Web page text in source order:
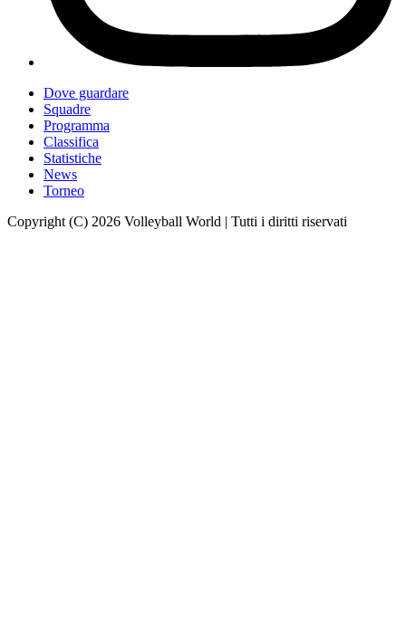
Dove guardare
Squadre
Programma
Classifica
Statistiche
News
Torneo
Copyright (C) 2026 Volleyball World | Tutti i diritti riservati